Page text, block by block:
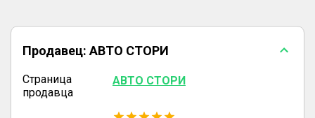
Продавец: АВТО СТОРИ
Страница
продавца
АВТО СТОРИ